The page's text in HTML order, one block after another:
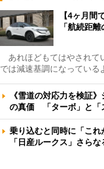
【4ヶ月間
「航続距
あれほどもてはやされて
では減速基調になっている
《雪道の対応力を検証
の真価 「ターボ」と
乗り込むと同時に「こ
「日産ルークス」さら